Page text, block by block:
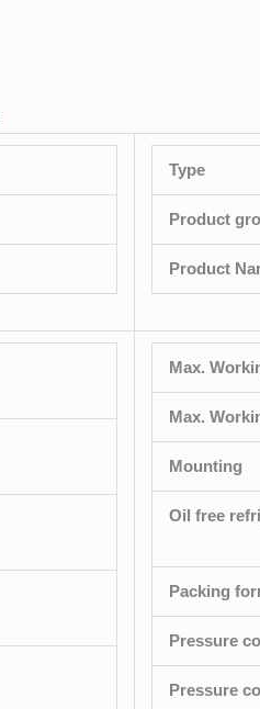
Type
Product
Product
Max.
Max.
Mounting
Oil free
Packing
Pressure
Pressure